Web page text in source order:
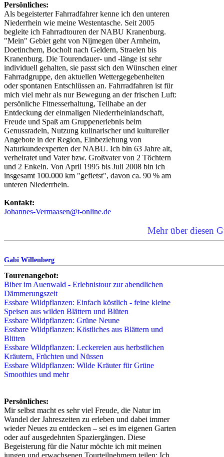
Persönliches:
Als begeisterter Fahrradfahrer kenne ich den unteren
Niederrhein wie meine Westentasche. Seit 2005
begleite ich Fahrradtouren der NABU Kranenburg.
"Mein" Gebiet geht von Nijmegen über Arnheim,
Doetinchem, Bocholt nach Geldern, Straelen bis
Kranenburg. Die Tourendauer- und -länge ist sehr
individuell gehalten, sie passt sich den Wünschen einer
Fahrradgruppe, den aktuellen Wettergegebenheiten
oder spontanen Entschlüssen an. Fahrradfahren ist für
mich viel mehr als nur Bewegung an der frischen Luft:
persönliche Fitnesserhaltung, Teilhabe an der
Entdeckung der einmaligen Niederrheinlandschaft,
Freude und Spaß am Gruppenerlebnis beim
Genussradeln, Nutzung kulinarischer und kultureller
Angebote in der Region, Einbeziehung von
Naturkundeexperten der NABU. Ich bin 63 Jahre alt,
verheiratet und Vater bzw. Großvater von 2 Töchtern
und 2 Enkeln. Von April 1995 bis Juli 2008 bin ich
insgesamt 100.000 km "gefietst", davon ca. 90 % am
unteren Niederrhein.
Kontakt:
Johannes-Vermaasen@t-online.de
Mehr über diesen
Gabi Willenberg
Tourenangebot:
Biber im Auenwald - Erlebnistour zur abendlichen
Dämmerungszeit
Essbare Wildpflanzen: Einfach köstlich - feine kleine
Speisen aus wilden Blättern und Blüten
Essbare Wildpflanzen: Grüne Neune
Essbare Wildpflanzen: Köstliches aus Blättern und
Blüten
Essbare Wildpflanzen: Leckereien aus herbstlichen
Kräutern, Früchten und Nüssen
Essbare Wildpflanzen: Wilde Kräuter für Grüne
Smoothies und mehr
Persönliches:
Mir selbst macht es sehr viel Freude, die Natur im
Wandel der Jahreszeiten zu erleben und dabei immer
wieder Neues zu entdecken – sei es im eigenen Garten
oder auf ausgedehnten Spaziergängen. Diese
Begeisterung für die Natur möchte ich mit meinen